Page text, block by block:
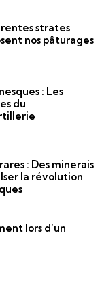
strates
nos pâturages
: Les
du
: Des minerais
la révolution
lors d’un